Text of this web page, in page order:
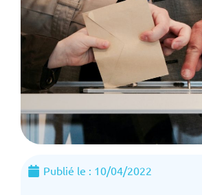
Publié le : 10/04/2022